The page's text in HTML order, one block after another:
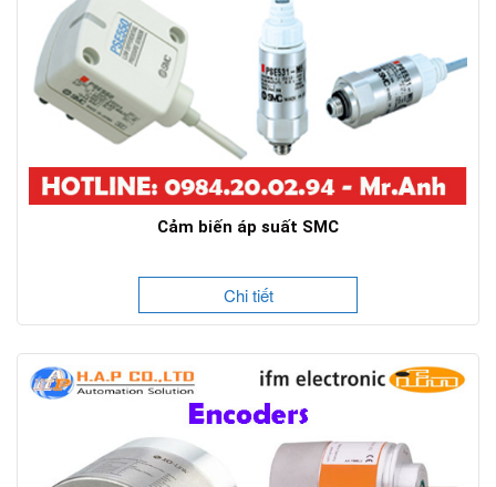
Cảm biến áp suất SMC
Chi tiết